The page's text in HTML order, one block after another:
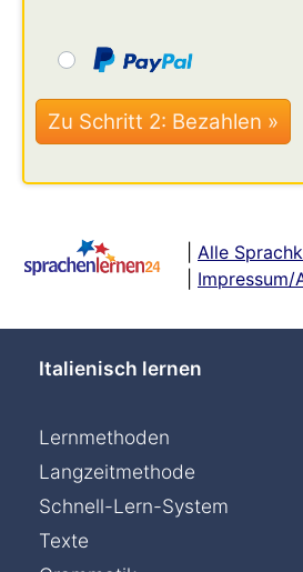
Alle
Impressum/
Italienisch lernen
Lernmethoden
Langzeitmethode
Schnell-Lern-System
Texte